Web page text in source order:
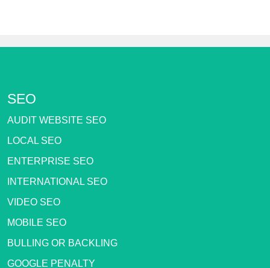
SEO
AUDIT WEBSITE SEO
LOCAL SEO
ENTERPRISE SEO
INTERNATIONAL SEO
VIDEO SEO
MOBILE SEO
BULLING OR BACKLING
GOOGLE PENALTY